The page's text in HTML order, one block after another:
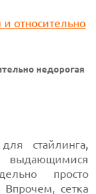
недорогая
стайлинга,
просто
сетка